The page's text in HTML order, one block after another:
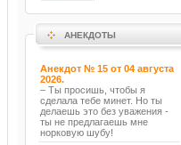
АНЕКДОТЫ
Анекдот № 15 от 04 августа
2026.
– Ты просишь, чтобы я
сделала тебе минет. Но ты
делаешь это без уважения -
ты не предлагаешь мне
норковую шубу!